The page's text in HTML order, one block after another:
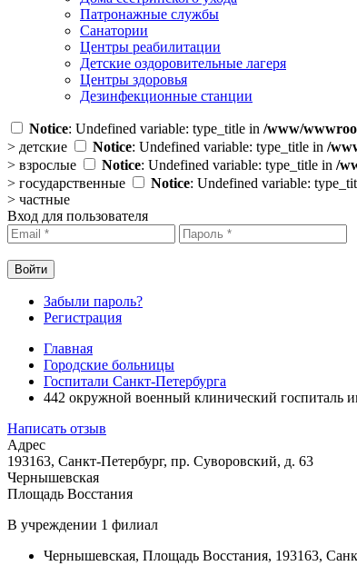
Патронажные службы
Санатории
Центры реабилитации
Детские оздоровительные лагеря
Центры здоровья
Дезинфекционные станции
Notice: Undefined variable: type_title in /www/
> детские Notice: Undefined variable: type_title in /
> взрослые Notice: Undefined variable: type_title in /
> государственные Notice: Undefined variable:
> частные
Вход для пользователя
Забыли пароль?
Регистрация
Главная
Городские больницы
Госпитали Санкт-Петербурга
442 окружной военный клинический госпиталь
Написать отзыв
Адрес
193163, Санкт-Петербург, пр. Суворовский, д. 63
Чернышевская
Площадь Восстания
В учреждении 1 филиал
Чернышевская, Площадь Восстания, 193163,